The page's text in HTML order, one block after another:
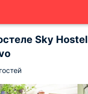
Sky Hostel